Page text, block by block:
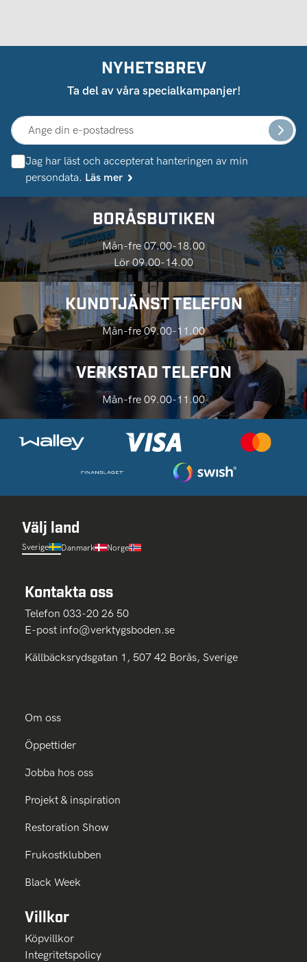
NYHETSBREV
Ta del av våra specialkampanjer!
Jag har läst och accepterat hanteringen av min
persondata. Läs mer
BORÅSBUTIKEN
Mån-fre 07.00-18.00
Lör 09.00-14.00
KUNDTJÄNST TELEFON
Mån-fre 09.00-11.00
VERKSTAD TELEFON
Mån-fre 09.00-11.00
Välj land
Sverige Danmark Norge
Kontakta oss
Telefon 033-20 26 50
E-post info@verktygsboden.se
Källbäcksrydsgatan 1, 507 42 Borås, Sverige
Om oss
Öppettider
Jobba hos oss
Projekt & inspiration
Restoration Show
Frukostklubben
Black Week
Villkor
Köpvillkor
Integritetspolicy